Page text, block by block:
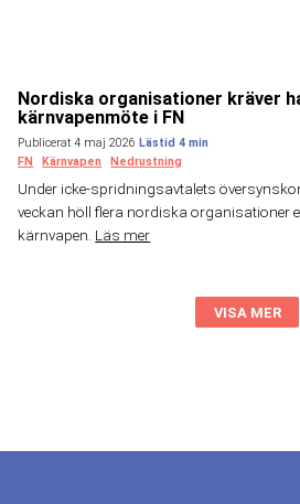
Nordiska organisationer kräver
kärnvapenmöte i FN
Publicerat 4 maj 2026
FN
Kärnvapen Nedrustning
Under icke-spridningsavtalets
veckan höll flera nordiska organisationer
kärnvapen. Läs mer
VISA MER